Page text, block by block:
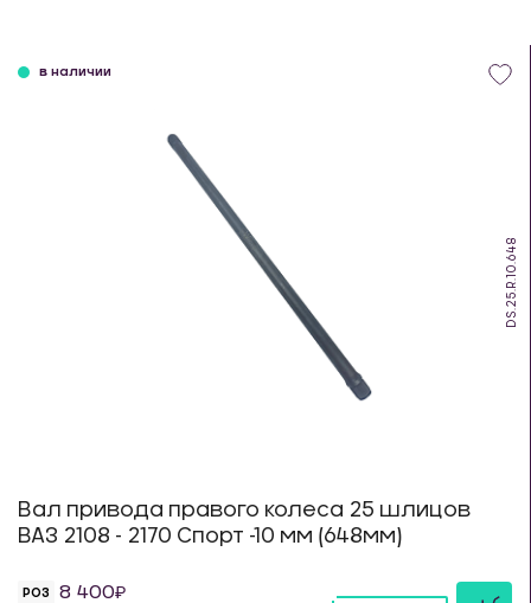
DS.25.R.10.648
в наличии
Вал привода правого колеса 25 шлицов
ВАЗ 2108 - 2170 Спорт -10 мм (648мм)
РОЗ 8 400